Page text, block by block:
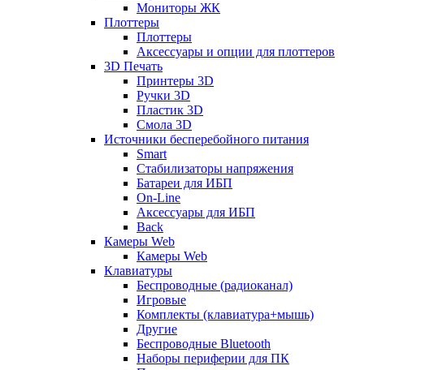
Мониторы ЖК
Плоттеры
Плоттеры
Аксессуары и опции для плоттеров
3D Печать
Принтеры 3D
Ручки 3D
Пластик 3D
Смола 3D
Источники бесперебойного питания
Smart
Стабилизаторы напряжения
Батареи для ИБП
On-Line
Аксессуары для ИБП
Back
Камеры Web
Камеры Web
Клавиатуры
Беспроводные (радиоканал)
Игровые
Комплекты (клавиатура+мышь)
Другие
Беспроводные Bluetooth
Наборы периферии для ПК